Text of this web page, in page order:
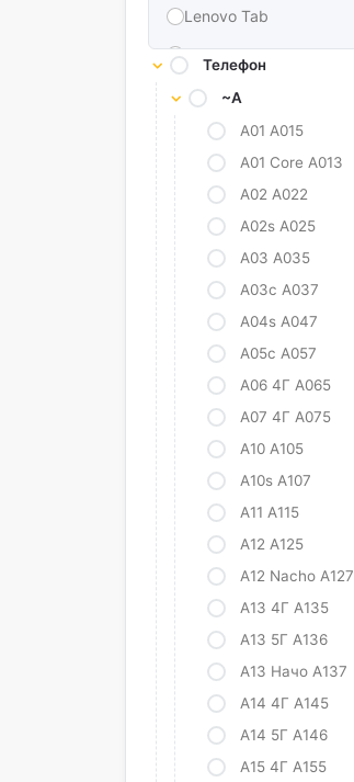
Lenovo Tab
LG
Нокиа
CAT
Oppo
TCL
Настоящий я
Google Пиксель
Alcatel
Sony
Честь
Universal
Телефон
~A
A01 A015
A01 Core A013
А02 А022
A02s A025
А03 А035
А03с А037
A04s A047
А05с А057
А06 4Г А065
А07 4Г А075
А10 А105
A10s A107
А11 А115
А12 А125
A12 Nacho A127
А13 4Г А135
А13 5Г А136
A13 Начо A137
А14 4Г А145
А14 5Г А146
А15 4Г А155